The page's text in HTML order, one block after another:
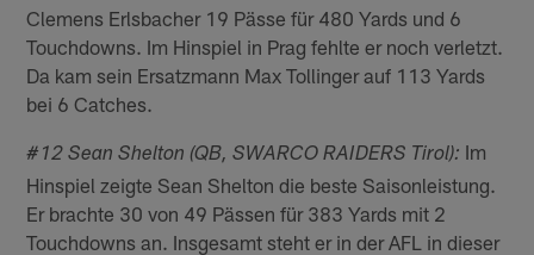
Clemens Erlsbacher 19 Pässe für 480 Yards und 6
Touchdowns. Im Hinspiel in Prag fehlte er noch verletzt.
Da kam sein Ersatzmann Max Tollinger auf 113 Yards
bei 6 Catches.
#12 Sean Shelton (QB, SWARCO RAIDERS Tirol): Im
Hinspiel zeigte Sean Shelton die beste Saisonleistung.
Er brachte 30 von 49 Pässen für 383 Yards mit 2
Touchdowns an. Insgesamt steht er in der AFL in dieser